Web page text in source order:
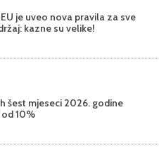
je uveo nova pravila za sve
kazne su velike!
šest mjeseci 2026. godine
10%